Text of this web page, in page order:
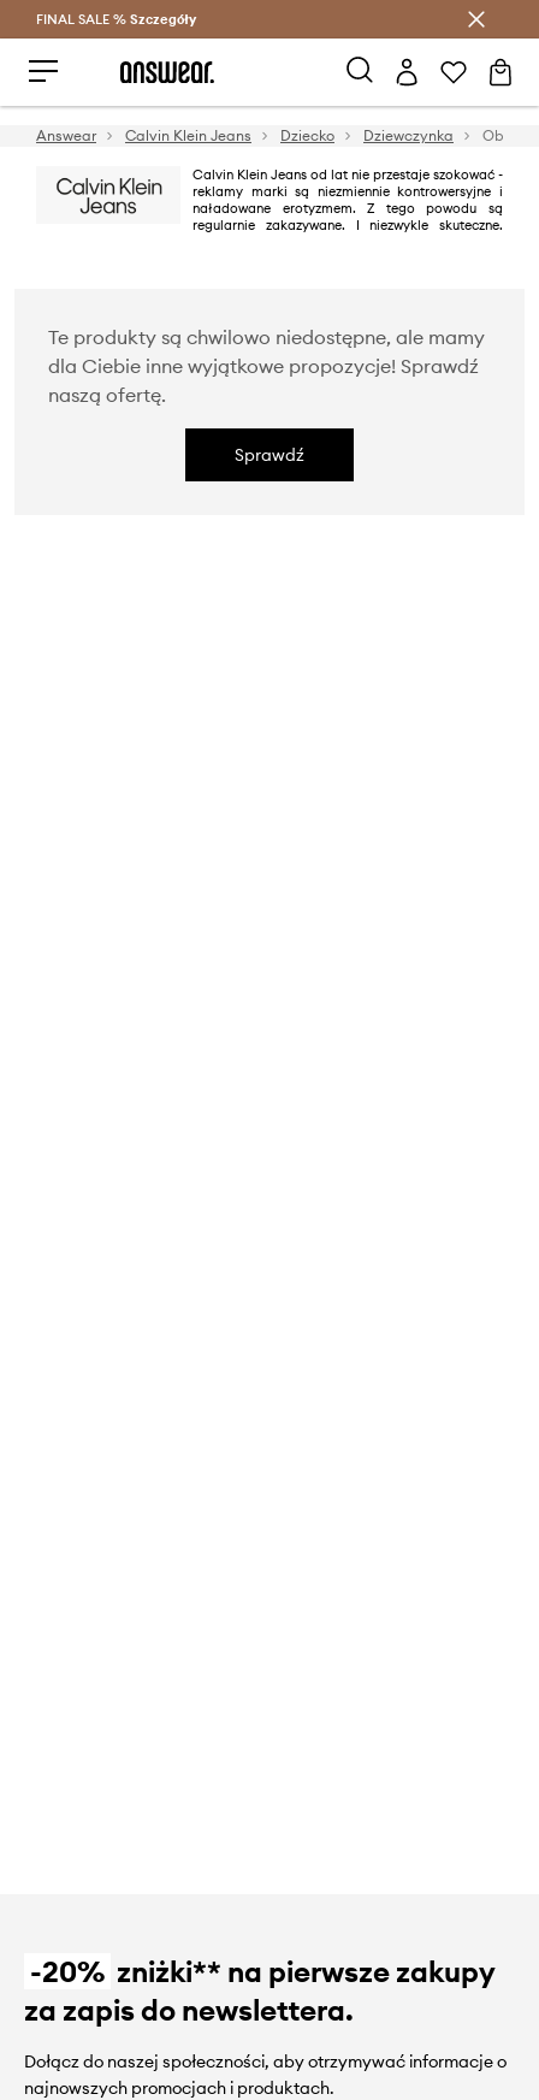
Oszczędzaj z Answear Club >
FINAL SALE % Szczegóły
Answear Calvin Klein Jeans Dziecko Dziewczynka Obuwie
Calvin Klein Jeans od lat nie przestaje szokować -
reklamy marki są niezmiennie kontrowersyjne i
naładowane erotyzmem. Z tego powodu są
regularnie zakazywane. I niezwykle skuteczne.
Te produkty są chwilowo niedostępne, ale mamy
dla Ciebie inne wyjątkowe propozycje! Sprawdź
naszą ofertę.
Sprawdź
-20% zniżki** na pierwsze zakupy
za zapis do newslettera.
Dołącz do naszej społeczności, aby otrzymywać informacje o
najnowszych promocjach i produktach.